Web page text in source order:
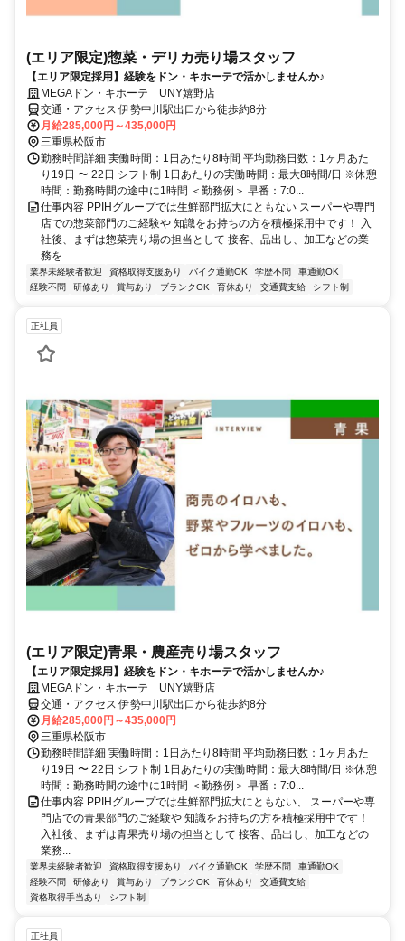
(エリア限定)惣菜・デリカ売り場スタッフ
【エリア限定採用】経験をドン・キホーテで活かしませんか♪
MEGAドン・キホーテ UNY嬉野店
交通・アクセス 伊勢中川駅出口から徒歩約8分
月給285,000円～435,000円
三重県松阪市
勤務時間詳細 実働時間：1日あたり8時間 平均勤務日数：1ヶ月あた
り19日 〜 22日 シフト制 1日あたりの実働時間：最大8時間/日 ※休憩
時間：勤務時間の途中に1時間 ＜勤務例＞ 早番：7:0...
仕事内容 PPIHグループでは生鮮部門拡大にともない スーパーや専門
店での惣菜部門のご経験や 知識をお持ちの方を積極採用中です！ 入
社後、まずは惣菜売り場の担当として 接客、品出し、加工などの業
務を...
業界未経験者歓迎 資格取得支援あり バイク通勤OK 学歴不問
車通勤OK
経験不問
研修あり 賞与あり ブランクOK 育休あり 交通費支給 シフト制
正社員
(エリア限定)青果・農産売り場スタッフ
【エリア限定採用】経験をドン・キホーテで活かしませんか♪
MEGAドン・キホーテ UNY嬉野店
交通・アクセス 伊勢中川駅出口から徒歩約8分
月給285,000円～435,000円
三重県松阪市
勤務時間詳細 実働時間：1日あたり8時間 平均勤務日数：1ヶ月あた
り19日 〜 22日 シフト制 1日あたりの実働時間：最大8時間/日 ※休憩
時間：勤務時間の途中に1時間 ＜勤務例＞ 早番：7:0...
仕事内容 PPIHグループでは生鮮部門拡大にともない、 スーパーや専
門店での青果部門のご経験や 知識をお持ちの方を積極採用中です！
入社後、まずは青果売り場の担当として 接客、品出し、加工などの
業務...
業界未経験者歓迎 資格取得支援あり バイク通勤OK 学歴不問
車通勤OK
経験不問
研修あり 賞与あり ブランクOK 育休あり
交通費支給
資格取得手当あり
シフト制
正社員